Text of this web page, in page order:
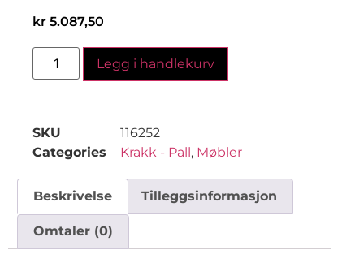
kr 5.087,50
Legg i handlekurv
SKU
116252
Categories
Krakk - Pall, Møbler
Beskrivelse Tilleggsinformasjon
Omtaler (0)